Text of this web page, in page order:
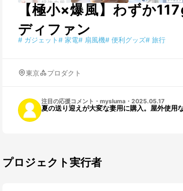
【極小×爆風】わずか
ディファン
# ガジェット# 家電# 扇風機# 便利グッズ# 旅行
東京 プロダクト
注目の応援コメント ・ mysluma ・ 2025.05.17
夏の送り迎えが大変な妻用に購入。屋外使用
プロジェクト実行者